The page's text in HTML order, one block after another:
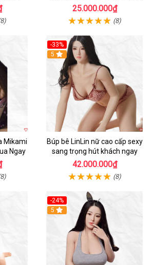
thực, thoải mái
25.000.000₫
(8)
Mikami
Ngay
-33%
Hot
5
Búp bê LinLin nữ cao cấp sexy
sang trọng hút khách ngay
42.000.000₫
(8)
-24%
Hot
5